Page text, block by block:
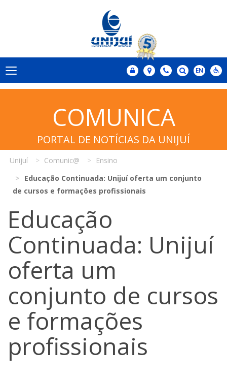
COMUNICA
PORTAL DE NOTÍCIAS DA UNIJUÍ
Unijuí Comunic@
Ensino
Educação Continuada: Unijuí oferta um conjunto
de cursos e formações profissionais
Educação
Continuada: Unijuí
oferta um
conjunto de cursos
e formações
profissionais